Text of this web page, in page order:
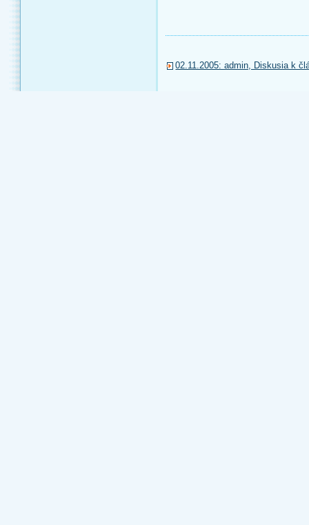
02.11.2005: admin, Diskusia k